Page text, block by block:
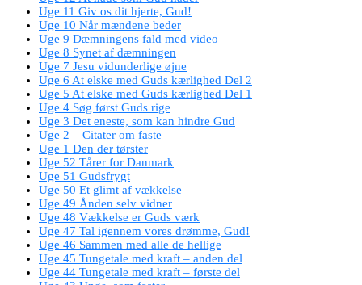
Uge 11 Giv os dit hjerte, Gud!
Uge 10 Når mændene beder
Uge 9 Dæmningens fald med video
Uge 8 Synet af dæmningen
Uge 7 Jesu vidunderlige øjne
Uge 6 At elske med Guds kærlighed Del 2
Uge 5 At elske med Guds kærlighed Del 1
Uge 4 Søg først Guds rige
Uge 3 Det eneste, som kan hindre Gud
Uge 2 – Citater om faste
Uge 1 Den der tørster
Uge 52 Tårer for Danmark
Uge 51 Gudsfrygt
Uge 50 Et glimt af vækkelse
Uge 49 Ånden selv vidner
Uge 48 Vækkelse er Guds værk
Uge 47 Tal igennem vores drømme, Gud!
Uge 46 Sammen med alle de hellige
Uge 45 Tungetale med kraft – anden del
Uge 44 Tungetale med kraft – første del